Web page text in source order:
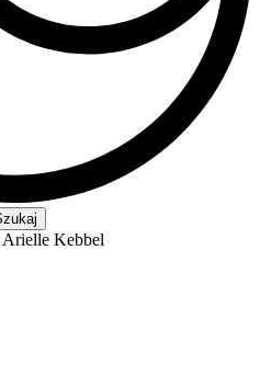
Arielle Kebbel